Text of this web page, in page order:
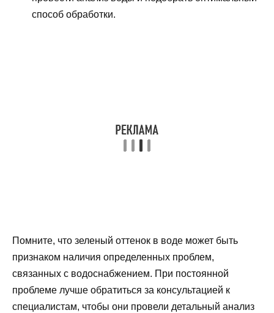
способ обработки.
Помните, что зеленый оттенок в воде может быть
признаком наличия определенных проблем,
связанных с водоснабжением. При постоянной
проблеме лучше обратиться за консультацией к
специалистам, чтобы они провели детальный анализ